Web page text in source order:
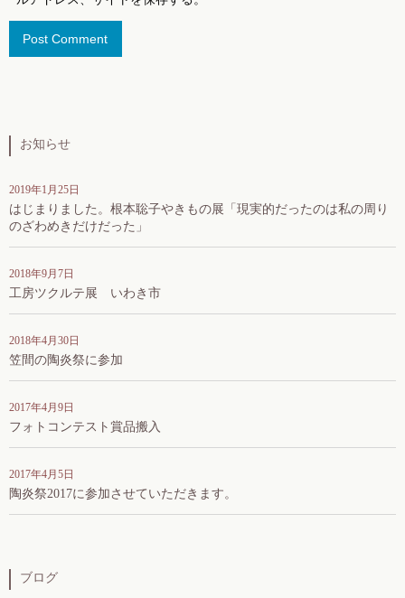
お知らせ
2019年1月25日
はじまりました。根本聡子やきもの展「現実的だったのは私の周り
のざわめきだけだった」
2018年9月7日
工房ツクルテ展 いわき市
2018年4月30日
笠間の陶炎祭に参加
2017年4月9日
フォトコンテスト賞品搬入
2017年4月5日
陶炎祭2017に参加させていただきます。
ブログ